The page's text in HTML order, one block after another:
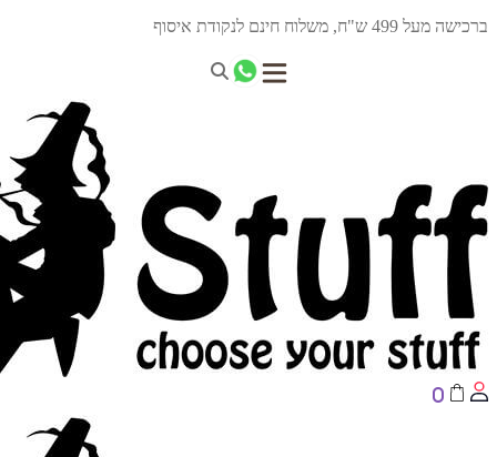
ברכישה מעל 499 ש"ח, משלוח חינם לנקודת איסוף